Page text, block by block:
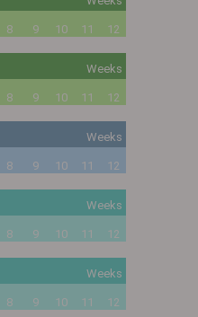
8 9 10 11 12
8 9 10 11 12
8 9 10 11 12
8 9 10 11 12
8 9 10 11 12
Weeks
Weeks
Weeks
Weeks